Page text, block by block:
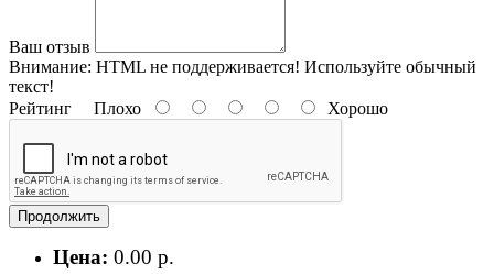
Ваш отзыв
Внимание: HTML не поддерживается! Используйте обычный
текст!
Рейтинг Плохо Хорошо
Продолжить
Цена: 0.00 р.